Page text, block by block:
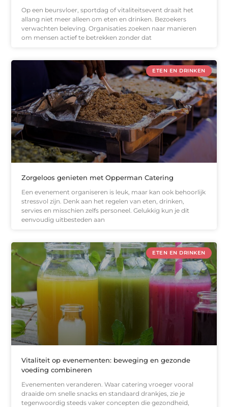
Op een beursvloer, sportdag of vitaliteitsevent draait het
allang niet meer alleen om eten en drinken. Bezoekers
verwachten beleving. Organisaties zoeken naar manieren
om mensen actief te betrekken zonder dat
ETEN EN DRINKEN
Zorgeloos genieten met Opperman Catering
Een evenement organiseren is leuk, maar kan ook behoorlijk
stressvol zijn. Denk aan het regelen van eten, drinken,
servies en misschien zelfs personeel. Gelukkig kun je dit
eenvoudig uitbesteden aan
ETEN EN DRINKEN
Vitaliteit op evenementen: beweging en gezonde
voeding combineren
Evenementen veranderen. Waar catering vroeger vooral
draaide om snelle snacks en standaard drankjes, zie je
tegenwoordig steeds vaker concepten die gezondheid,